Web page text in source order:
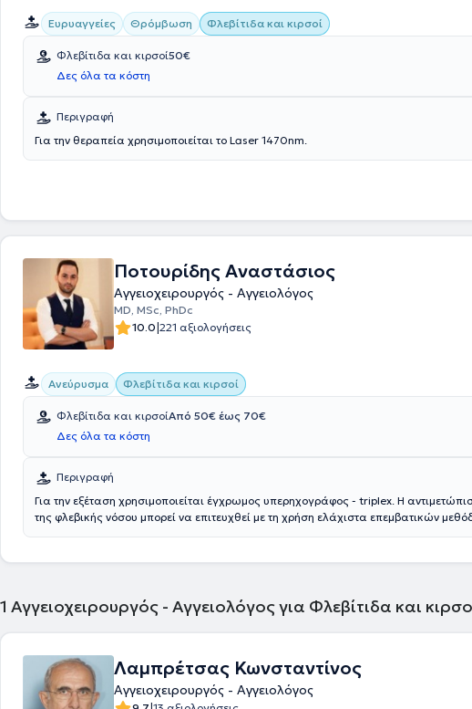
Ευρυαγγείες Θρόμβωση Φλεβίτιδα και κιρσοί
Φλεβίτιδα και κιρσοί50€
Δες όλα τα κόστη
Περιγραφή
Για την θεραπεία χρησιμοποιείται το Laser 1470nm.
Ποτουρίδης Αναστάσιος
Αγγειοχειρουργός - Αγγειολόγος
MD, MSc, PhDc
10.0|221 αξιολογήσεις
Ανεύρυσμα Φλεβίτιδα και κιρσοί
Φλεβίτιδα και κιρσοίΑπό 50€ έως 70€
Δες όλα τα κόστη
Περιγραφή
Για την εξέταση χρησιμοποιείται έγχρωμος υπερηχογράφος - triplex. Η
της φλεβικής νόσου μπορεί να επιτευχθεί με τη χρήση ελάχιστα επεμβατικών
φλεβίτιδα, κιρσοί και φλεβική ανεπάρκεια.
1 Αγγειοχειρουργός - Αγγειολόγος για Φλεβίτιδα και
Λαμπρέτσας Κωνσταντίνος
Αγγειοχειρουργός - Αγγειολόγος